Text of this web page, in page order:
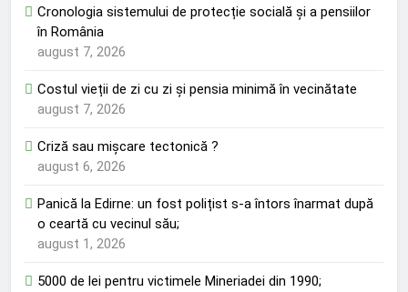
Cronologia sistemului de protecție socială și a pensiilor
în România
august 7, 2026
Costul vieții de zi cu zi și pensia minimă în vecinătate
august 7, 2026
Criză sau mișcare tectonică ?
august 6, 2026
Panică la Edirne: un fost polițist s-a întors înarmat după
o ceartă cu vecinul său;
august 1, 2026
5000 de lei pentru victimele Mineriadei din 1990;